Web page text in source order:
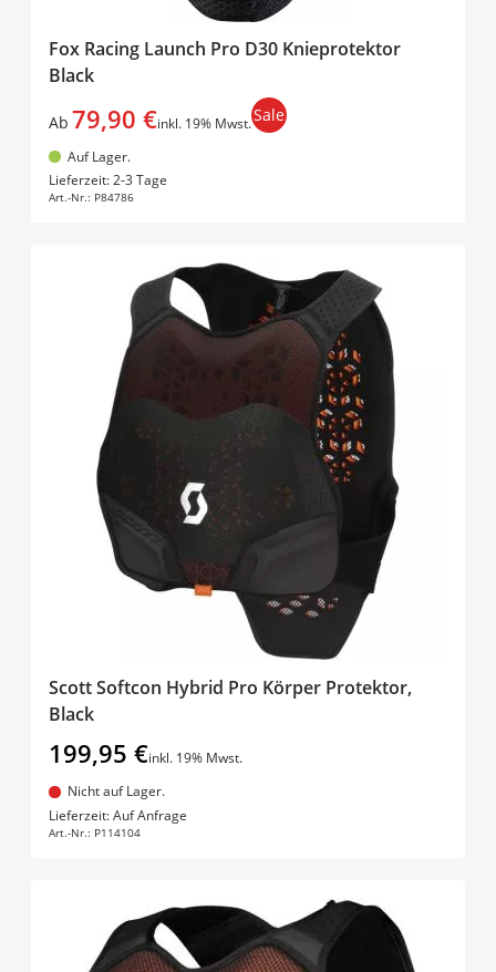
Fox Racing Launch Pro D30 Knieprotektor
Black
Ab 79,90 €inkl. 19% Mwst.Sale
Auf Lager.
Lieferzeit: 2-3 Tage
Art.-Nr.: P84786
Scott Softcon Hybrid Pro Körper Protektor,
Black
199,95 €inkl. 19% Mwst.
Nicht auf Lager.
Lieferzeit: Auf Anfrage
Art.-Nr.: P114104
In den Warenkorb